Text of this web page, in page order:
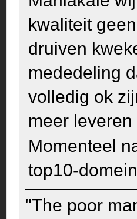
kwaliteit
druiven
mededeling
volledig ok
meer
Momenteel
top10-
"The poor